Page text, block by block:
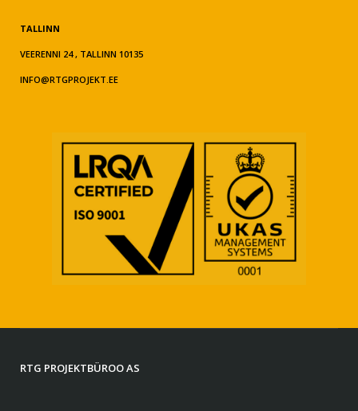
TALLINN
VEERENNI 24 , TALLINN 10135
INFO@RTGPROJEKT.EE
RTG PROJEKTBÜROO AS